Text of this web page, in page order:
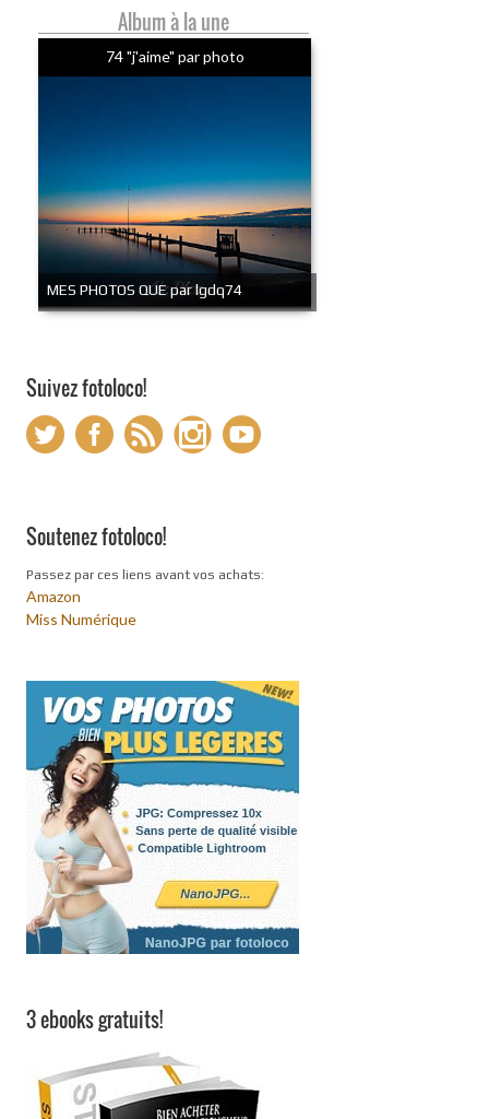
Album à la une
74 "j'aime" par photo
MES PHOTOS QUE par lgdq74
Suivez fotoloco!
Soutenez fotoloco!
Passez par ces liens avant vos achats:
Amazon
Miss Numérique
3 ebooks gratuits!